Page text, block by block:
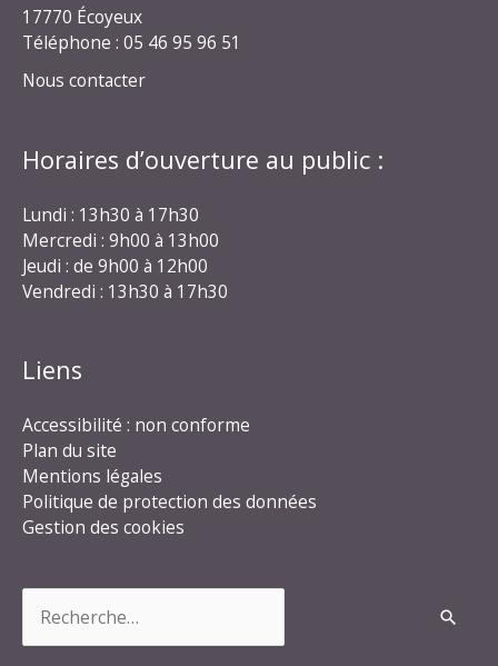
17770 Écoyeux
Téléphone : 05 46 95 96 51
Nous contacter
Horaires d’ouverture au public :
Lundi : 13h30 à 17h30
Mercredi : 9h00 à 13h00
Jeudi : de 9h00 à 12h00
Vendredi : 13h30 à 17h30
Liens
Accessibilité : non conforme
Plan du site
Mentions légales
Politique de protection des données
Gestion des cookies